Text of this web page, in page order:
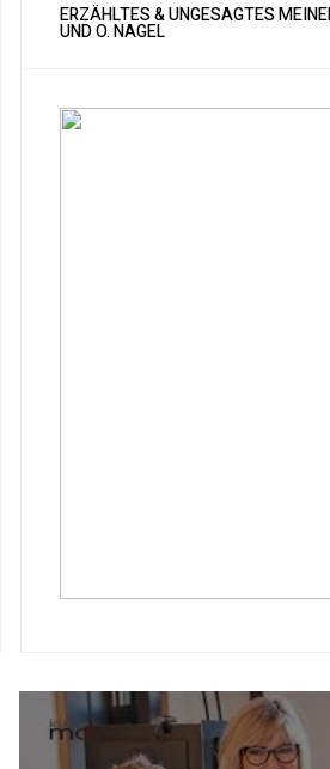
ERZÄHLTES & UNGESAGTES MEINER
ND O. NAGEL